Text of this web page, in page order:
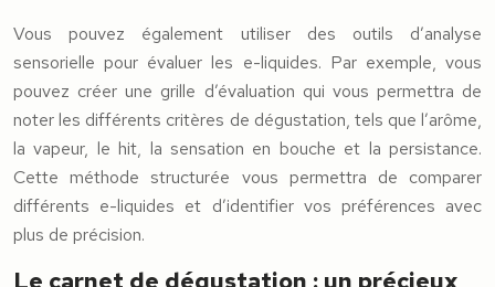
Vous pouvez également utiliser des outils d’analyse
sensorielle pour évaluer les e-liquides. Par exemple, vous
pouvez créer une grille d’évaluation qui vous permettra de
noter les différents critères de dégustation, tels que l’arôme,
la vapeur, le hit, la sensation en bouche et la persistance.
Cette méthode structurée vous permettra de comparer
différents e-liquides et d’identifier vos préférences avec
plus de précision.
Le carnet de dégustation : un précieux